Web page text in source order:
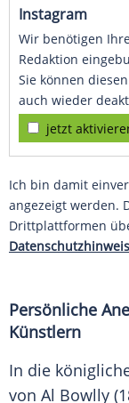
Instagram
Wir benötigen
Redaktion
Sie können
auch wieder
jetzt
Ich bin damit
angezeigt werden.
Drittplattformen
Persönliche
Künstlern
In die
von Al Bowlly